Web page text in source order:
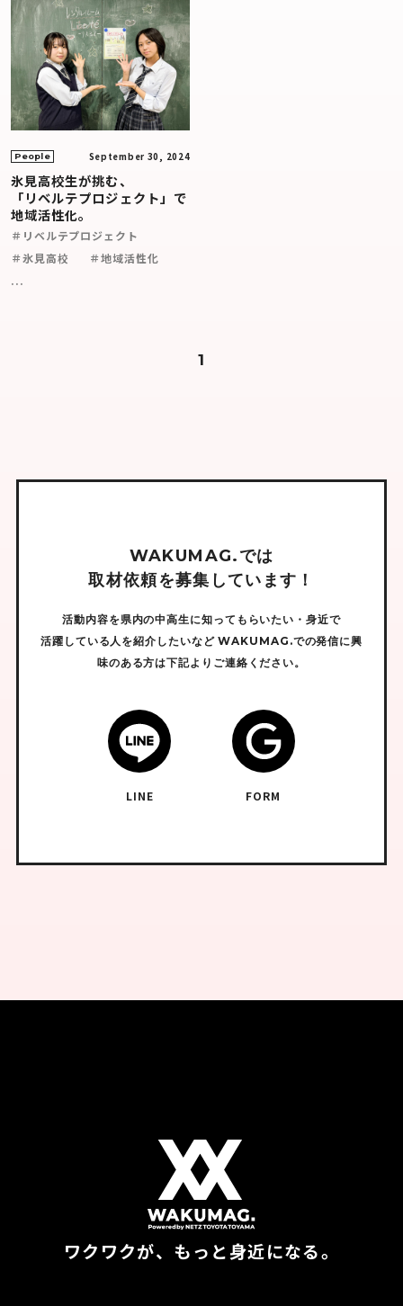
People September 30, 2024
氷見高校生が挑む、
「リベルテプロジェクト」で
地域活性化。
＃リベルテプロジェクト
＃氷見高校
＃地域活性化
...
1
WAKUMAG.では
取材依頼を募集 してい ます ！
活動内容を県内の中高生に知ってもらいたい・身近で
活躍している人を紹介したいなどWAKUMAG.での発信に興
味のある方は下記よりご連絡ください。
LINE FORM
ワクワクが、もっと身近になる。